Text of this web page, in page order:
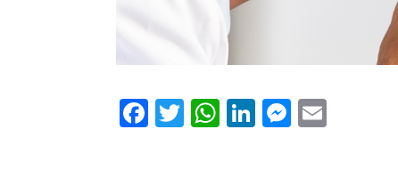
F T W Li M